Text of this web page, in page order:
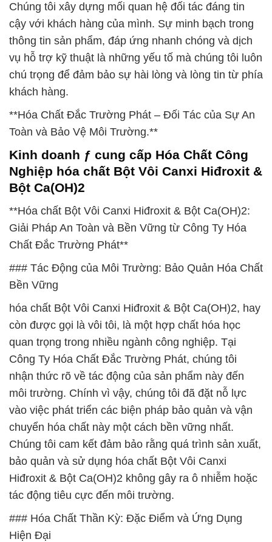
Chúng tôi xây dựng mối quan hệ đối tác đáng tin
cậy với khách hàng của mình. Sự minh bạch trong
thông tin sản phẩm, đáp ứng nhanh chóng và dịch
vụ hỗ trợ kỹ thuật là những yếu tố mà chúng tôi luôn
chú trọng để đảm bảo sự hài lòng và lòng tin từ phía
khách hàng.
**Hóa Chất Đắc Trường Phát – Đối Tác của Sự An
Toàn và Bảo Vệ Môi Trường.**
Kinh doanh ƒ cung cấp Hóa Chất Công
Nghiệp hóa chất Bột Vôi Canxi Hiđroxit &
Bột Ca(OH)2
**Hóa chất Bột Vôi Canxi Hiđroxit & Bột Ca(OH)2:
Giải Pháp An Toàn và Bền Vững từ Công Ty Hóa
Chất Đắc Trường Phát**
### Tác Động của Môi Trường: Bảo Quản Hóa Chất
Bền Vững
hóa chất Bột Vôi Canxi Hiđroxit & Bột Ca(OH)2, hay
còn được gọi là vôi tôi, là một hợp chất hóa học
quan trọng trong nhiều ngành công nghiệp. Tại
Công Ty Hóa Chất Đắc Trường Phát, chúng tôi
nhận thức rõ về tác động của sản phẩm này đến
môi trường. Chính vì vậy, chúng tôi đã đặt nỗ lực
vào việc phát triển các biện pháp bảo quản và vận
chuyển hóa chất này một cách bền vững nhất.
Chúng tôi cam kết đảm bảo rằng quá trình sản xuất,
bảo quản và sử dụng hóa chất Bột Vôi Canxi
Hiđroxit & Bột Ca(OH)2 không gây ra ô nhiễm hoặc
tác động tiêu cực đến môi trường.
### Hóa Chất Thần Kỳ: Đặc Điểm và Ứng Dụng
Hiện Đại